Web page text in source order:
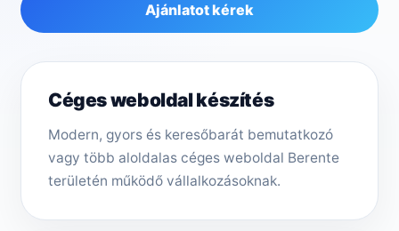
Ajánlatot kérek
Céges weboldal készítés
Modern, gyors és keresőbarát bemutatkozó
vagy több aloldalas céges weboldal Berente
területén működő vállalkozásoknak.